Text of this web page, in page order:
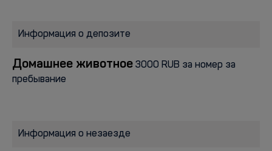
Информация о депозите
Домашнее животное 3000 RUB за номер за
пребывание
Информация о незаезде